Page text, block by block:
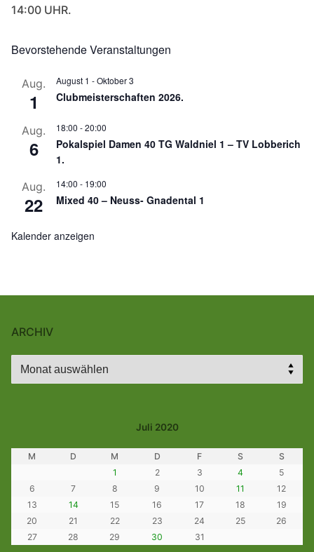
14:00 UHR.
Bevorstehende Veranstaltungen
Aug.
1
August 1 -Oktober 3
Clubmeisterschaften 2026.
Aug.
6
18:00 -20:00
Pokalspiel Damen 40 TG Waldniel 1 – TV Lobberich
1.
Aug.
22
14:00 - 19:00
Mixed 40 – Neuss- Gnadental 1
Kalender anzeigen
ARCHIV
Archiv
Juli 2020
M D M D F S
S
1
2 3 4
5
6
7 8 9 10 11
12
13
14 15 16 17 18
19
20
21 22 23 24 25
26
27
28 29 30 31